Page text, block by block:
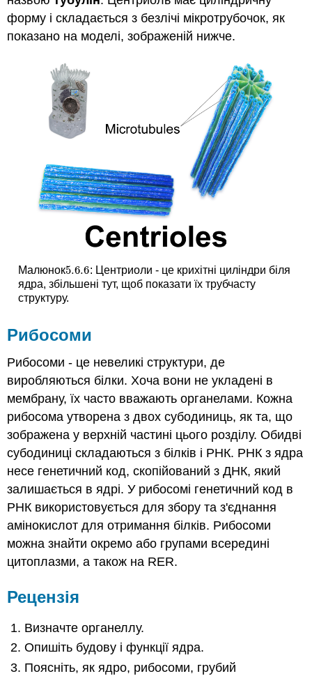
форму і складається з безлічі мікротрубочок, як
показано на моделі, зображеній нижче.
Малюнок5.6.6
5.6.6: Центриоли - це крихітні циліндри біля
ядра, збільшені тут, щоб показати їх трубчасту
структуру.
Рибосоми
Рибосоми - це невеликі структури, де
виробляються білки. Хоча вони не укладені в
мембрану, їх часто вважають органелами. Кожна
рибосома утворена з двох субодиниць, як та, що
зображена у верхній частині цього розділу. Обидві
субодиниці складаються з білків і РНК. РНК з ядра
несе генетичний код, скопійований з ДНК, який
залишається в ядрі. У рибосомі генетичний код в
РНК використовується для збору та з'єднання
амінокислот для отримання білків. Рибосоми
можна знайти окремо або групами всередині
цитоплазми, а також на RER.
Рецензія
Визначте органеллу.
Опишіть будову і функції ядра.
Поясніть, як ядро, рибосоми, грубий